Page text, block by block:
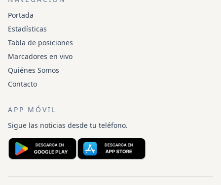
Portada
Estadísticas
Tabla de posiciones
Marcadores en vivo
Quiénes Somos
Contacto
APP MÓVIL
Sigue las noticias desde tu teléfono.